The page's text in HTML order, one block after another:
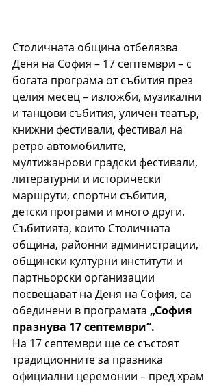
Столичната община отбелязва
Деня на София – 17 септември – с
богата програма от събития през
целия месец – изложби, музикални
и танцови събития, уличен театър,
книжни фестивали, фестивал на
ретро автомобилите,
мултижанрови градски фестивали,
литературни и исторически
маршрути, спортни събития,
детски програми и много други.
Събитията, които Столичната
община, районни администрации,
общински културни институти и
партньорски организации
посвещават на Деня на София, са
обединени в програмата „София
празнува 17 септември“.
На 17 септември ще се състоят
традиционните за празника
официални церемонии – пред храм